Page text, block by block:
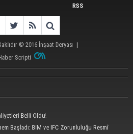
RSS
© 2016 İnşaat Deryası |
Scripti
Belli Oldu!
Başladı: BIM ve IFC Zorunluluğu Resmî